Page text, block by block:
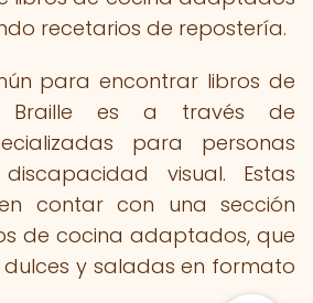
recetarios de repostería.
para encontrar libros de
Braille es a través de
para personas
visual. Estas
contar con una sección
de cocina adaptados, que
dulces y saladas en formato